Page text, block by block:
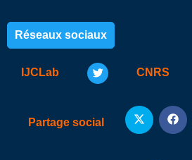
Réseaux sociaux
IJCLab CNRS
Partage social